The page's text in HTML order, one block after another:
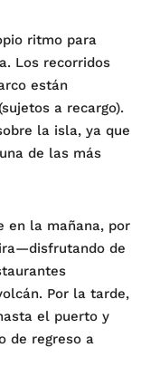
ritmo para
Los recorridos
están
a recargo).
la isla, ya que
de las más
en la mañana, por
de
Por la tarde,
el puerto y
de regreso a